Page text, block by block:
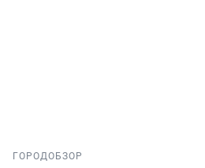
ГОРОДОБЗОР